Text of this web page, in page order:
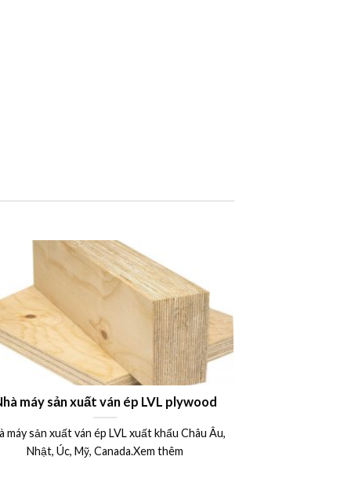
xuất ván ép LVL plywood
ván ép LVL xuất khẩu Châu Âu,
Úc, Mỹ, Canada.Xem thêm
Công dụng ứng dụng